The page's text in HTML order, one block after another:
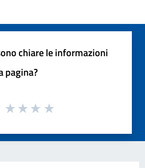
chiare le informazioni
pagina?